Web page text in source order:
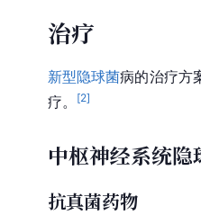
治疗
新型隐球菌病的治疗方
疗。
[2]
中枢神经系统
抗真菌药物